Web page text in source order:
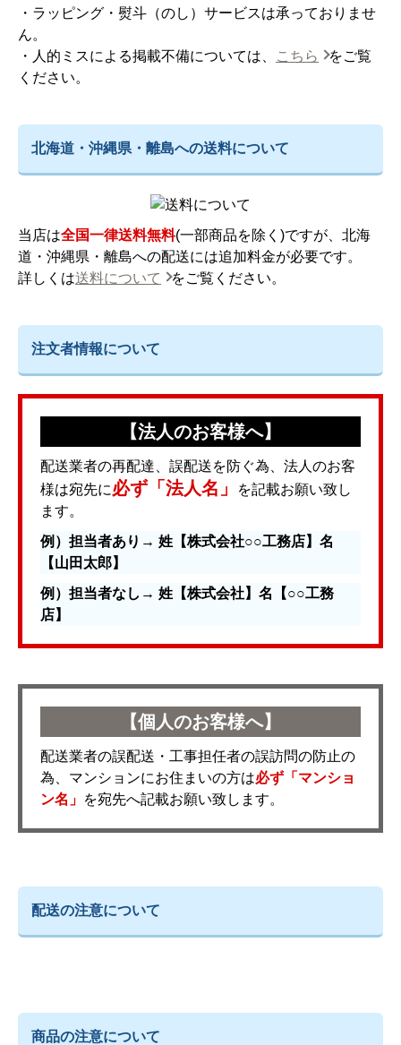
・ラッピング・熨斗（のし）サービスは承っておりませ
ん。
・人的ミスによる掲載不備については、
こちら
をご覧
ください。
北海道・沖縄県・離島への送料について
当店は全国一律送料無料(一部商品を除く)ですが、北海
道・沖縄県・離島への配送には追加料金が必要です。
詳しくは送料について をご覧ください。
注文者情報について
【法人のお客様へ】
配送業者の再配達、誤配送を防ぐ為、法人のお客
様は宛先に必ず「法人名」
を記載お願い致し
ます。
例）担当者あり→ 姓【株式会社○○工務店】名
【山田太郎】
例）担当者なし→ 姓【株式会社】名【○○工務
店】
【個人のお客様へ】
配送業者の誤配送・工事担任者の誤訪問の防止の
為、マンションにお住まいの方は必ず「マンショ
ン名」 を宛先へ記載お願い致します。
配送の注意について
商品の注意について